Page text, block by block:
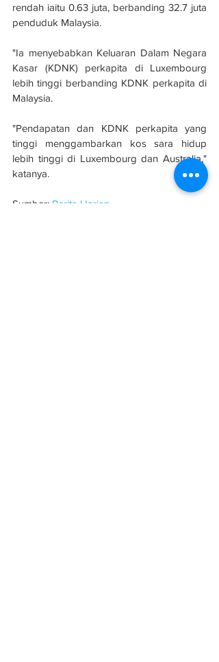
rendah iaitu 0.63 juta, berbanding 32.7 juta
penduduk Malaysia.
"Ia menyebabkan Keluaran Dalam Negara
Kasar (KDNK) perkapita di Luxembourg
lebih tinggi berbanding KDNK perkapita di
Malaysia.
"Pendapatan dan KDNK perkapita yang
tinggi menggambarkan kos sara hidup
lebih tinggi di Luxembourg dan Australia,"
katanya.
Sumber: Berita Harian